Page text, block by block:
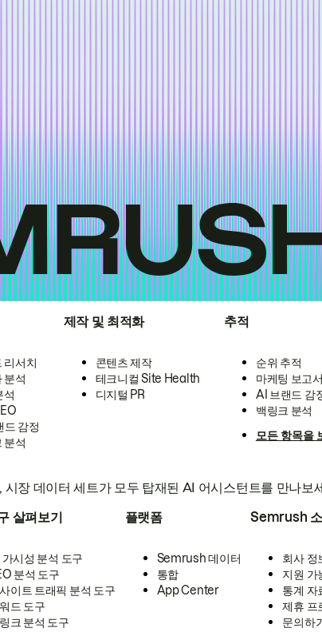
리서치
분석
석
드 감정
분석
제작 및 최적화
콘텐츠 제작
테크니컬 Site Health
디지털 PR
추적
순위 추적
마케팅 보고
AI 브랜드 감
백링크 분석
모든 항목을
장 데이터 세트가 모두 탑재된 AI 어시스턴트를 만나보
살펴보기
시성 분석 도구
분석 도구
이트 트래픽 분석 도구
드 도구
크 분석 도구
플랫폼
Semrush 데이터
통합
App Center
Semrush
회사 정
지원 가
통계 자
제휴 프
문의하